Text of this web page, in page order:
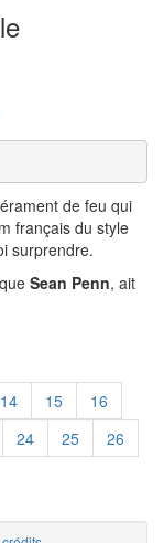
de feu qui
français du style
surprendre.
Sean Penn, ait
14 15
16
24 25
26